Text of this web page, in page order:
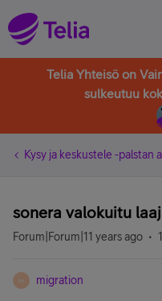
Telia Yhteisö on
sulkeutuu
Kysy ja keskustele -palstan
sonera valokuitu
Forum|Forum|11 years ago
M migration